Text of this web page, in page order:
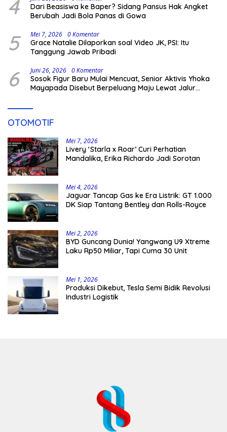
4
Dari Beasiswa ke Baper? Sidang Pansus Hak Angket
Berubah Jadi Bola Panas di Gowa
5 Mei 7, 2026 0 Komentar
Grace Natalie Dilaporkan soal Video JK, PSI: Itu
Tanggung Jawab Pribadi
6 Juni 26, 2026 0 Komentar
Sosok Figur Baru Mulai Mencuat, Senior Aktivis Yhoka
Mayapada Disebut Berpeluang Maju Lewat Jalur
OTOMOTIF
Mei 7, 2026
Livery ‘Starla x Roar’ Curi Perhatian
Mandalika, Erika Richardo Jadi Sorotan
Mei 4, 2026
Jaguar Tancap Gas ke Era Listrik: GT 1.000
DK Siap Tantang Bentley dan Rolls-Royce
Mei 2, 2026
BYD Guncang Dunia! Yangwang U9 Xtreme
Laku Rp50 Miliar, Tapi Cuma 30 Unit
Mei 1, 2026
Produksi Dikebut, Tesla Semi Bidik Revolusi
Industri Logistik